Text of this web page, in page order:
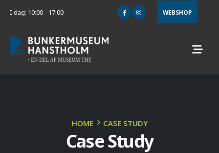
I dag: 10:00 - 17:00 WEBSHOP
HOME CASE STUDY
Case Study